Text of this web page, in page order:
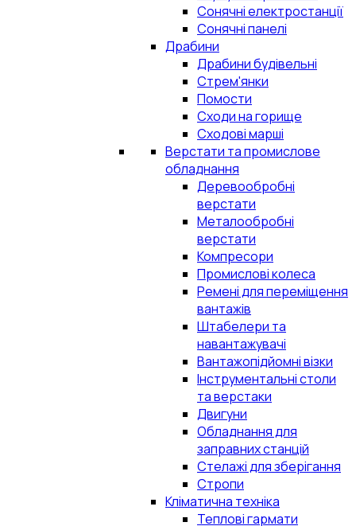
Сонячні електростанції
Сонячні панелі
Драбини
Драбини будівельні
Стрем'янки
Помости
Сходи на горище
Сходові марші
Верстати та промислове
обладнання
Деревообробні
верстати
Металообробні
верстати
Компресори
Промислові колеса
Ремені для переміщення
вантажів
Штабелери та
навантажувачі
Вантажопідйомні візки
Інструментальні столи
та верстаки
Двигуни
Обладнання для
заправних станцій
Стелажі для зберігання
Стропи
Кліматична техніка
Теплові гармати